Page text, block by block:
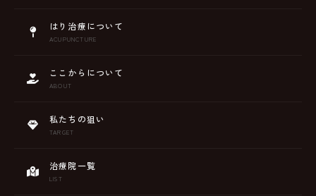
はり治療について
ACUPUNCTURE
ここからについて
ABOUT
私たちの狙い
TARGET
治療院一覧
LIST